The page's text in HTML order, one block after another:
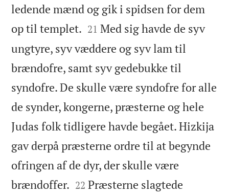
ledende mænd og gik i spidsen for dem
op til templet. 

21 Med sig havde de syv
ungtyre, syv væddere og syv lam til
brændofre, samt syv gedebukke til
syndofre. De skulle være syndofre for alle
de synder, kongerne, præsterne og hele
Judas folk tidligere havde begået. Hizkija
gav derpå præsterne ordre til at begynde
ofringen af de dyr, der skulle være
brændoffer. 

22 Præsterne slagtede